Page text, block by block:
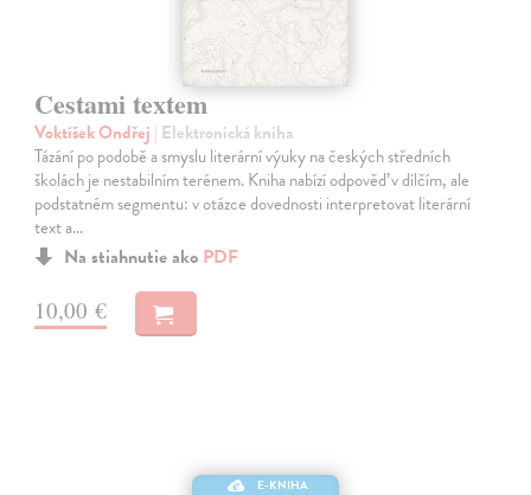
Cestami textem
Voktíšek Ondřej | Elektronická kniha
Tázání po podobě a smyslu literární výuky na českých středních
školách je nestabilním terénem. Kniha nabízí odpověď v dílčím, ale
podstatném segmentu: v otázce dovednosti interpretovat literární
text a…
Na stiahnutie ako PDF
10,00 €
E-KNIHA